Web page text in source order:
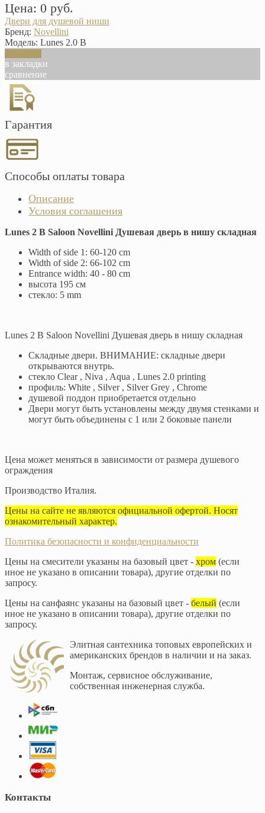
Цена: 0 руб.
Двери для душевой ниши
Бренд: Novellini
Модель: Lunes 2.0 B
в закладки
сравнение
Гарантия
Способы оплаты товара
Описание
Условия соглашения
Lunes 2 B Saloon Novellini Душевая дверь в нишу складная
Width of side 1: 60-120 cm
Width of side 2: 66-102 cm
Entrance width: 40 - 80 cm
высота 195 см
стекло: 5 mm
Lunes 2 B Saloon Novellini Душевая дверь в нишу складная
Складные двери. ВНИМАНИЕ: складные двери
открываются внутрь.
стекло Clear , Niva , Aqua , Lunes 2.0 printing
профиль: White , Silver , Silver Grey , Chrome
душевой поддон приобретается отдельно
Двери могут быть установлены между двумя стенками и
могут быть объединены с 1 или 2 боковые панели
Цена может меняться в зависимости от размера душевого
ограждения
Производство Италия.
Цены на сайте не являются официальной офертой. Носят
ознакомительный характер.
Политика безопасности и конфиденциальности
Цены на смесители указаны на базовый цвет - хром (если
иное не указано в описании товара), другие отделки по
запросу.
Цены на санфаянс указаны на базовый цвет - белый (если
иное не указано в описании товара), другие отделки по
запросу.
Элитная сантехника топовых европейских и
американских брендов в наличии и на заказ.
Монтаж, сервисное обслуживание,
собственная инженерная служба.
Контакты